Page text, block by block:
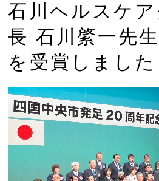
石川ヘルスケ
長 石川綮一先
を受賞しました